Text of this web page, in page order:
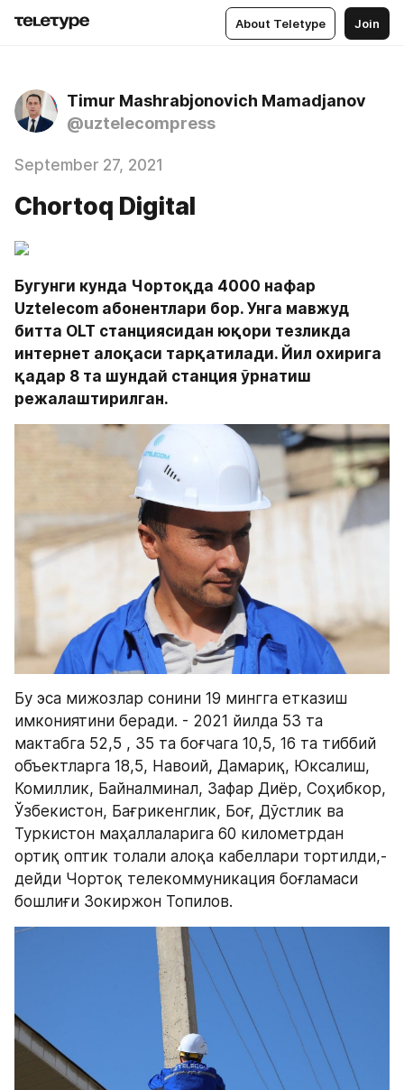
About Teletype Join
Timur Mashrabjonovich Mamadjanov
@uztelecompress
September 27, 2021
Chortoq Digital
Бугунги кунда Чортоқда 4000 нафар
Uztelecom абонентлари бор. Унга мавжуд
битта OLT станциясидан юқори тезликда
интернет алоқаси тарқатилади. Йил охирига
қадар 8 та шундай станция ўрнатиш
режалаштирилган.
Бу эса мижозлар сонини 19 мингга етказиш
имкониятини беради. - 2021 йилда 53 та
мактабга 52,5 , 35 та боғчага 10,5, 16 та тиббий
объектларга 18,5, Навоий, Дамариқ, Юксалиш,
Комиллик, Байналминал, Зафар Диёр, Соҳибкор,
Ўзбекистон, Бағрикенглик, Боғ, Дўстлик ва
Туркистон маҳаллаларига 60 километрдан
ортиқ оптик толали алоқа кабеллари тортилди,-
дейди Чортоқ телекоммуникация боғламаси
бошлиғи Зокиржон Топилов.